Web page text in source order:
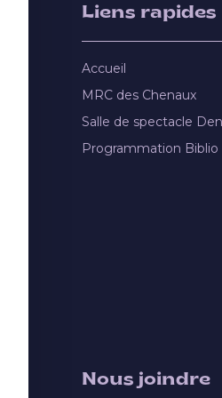
Liens rapides
Accueil
MRC des Chenaux
Salle de spectacle
Programmation Biblio
Nous joindre